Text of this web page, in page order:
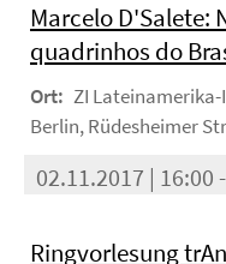
Marcelo D'Salete:
quadrinhos do
Ort: ZI
Berlin, Rüdesheimer
02.11.2017 | 16:00
Ringvorlesung